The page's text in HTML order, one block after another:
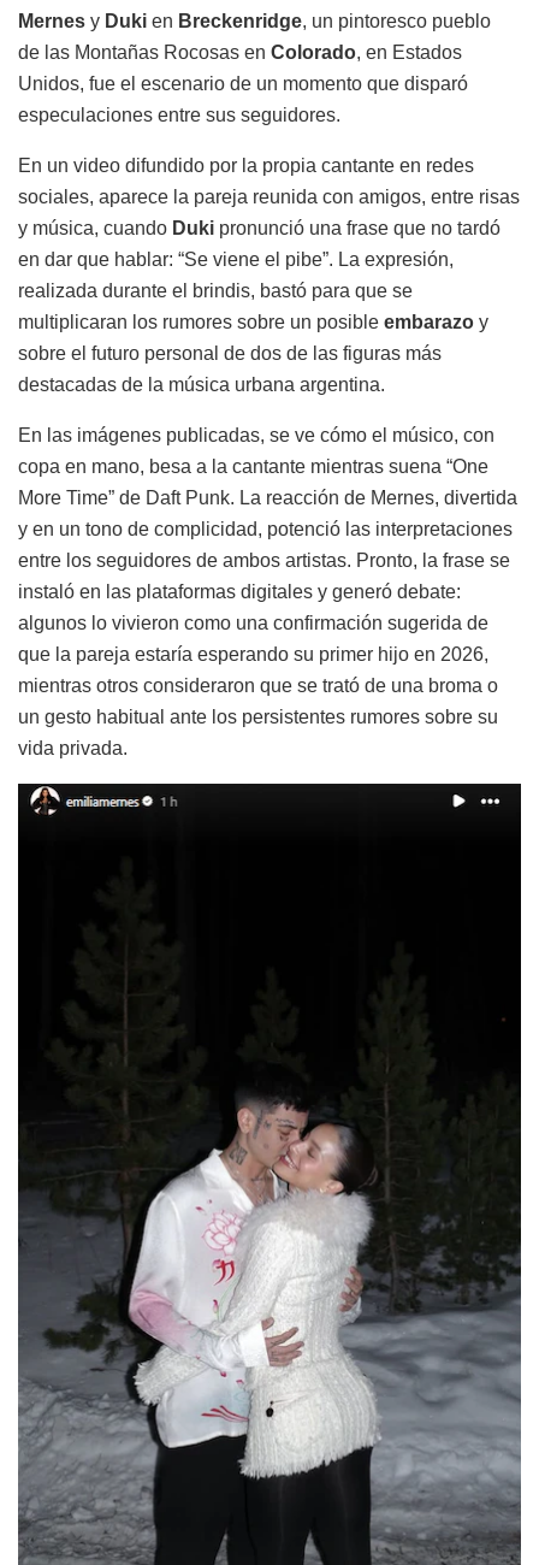
Mernes y Duki en Breckenridge, un pintoresco pueblo
de las Montañas Rocosas en Colorado, en Estados
Unidos, fue el escenario de un momento que disparó
especulaciones entre sus seguidores.
En un video difundido por la propia cantante en redes
sociales, aparece la pareja reunida con amigos, entre risas
y música, cuando Duki pronunció una frase que no tardó
en dar que hablar: “Se viene el pibe”. La expresión,
realizada durante el brindis, bastó para que se
multiplicaran los rumores sobre un posible embarazo y
sobre el futuro personal de dos de las figuras más
destacadas de la música urbana argentina.
En las imágenes publicadas, se ve cómo el músico, con
copa en mano, besa a la cantante mientras suena “One
More Time” de Daft Punk. La reacción de Mernes, divertida
y en un tono de complicidad, potenció las interpretaciones
entre los seguidores de ambos artistas. Pronto, la frase se
instaló en las plataformas digitales y generó debate:
algunos lo vivieron como una confirmación sugerida de
que la pareja estaría esperando su primer hijo en 2026,
mientras otros consideraron que se trató de una broma o
un gesto habitual ante los persistentes rumores sobre su
vida privada.